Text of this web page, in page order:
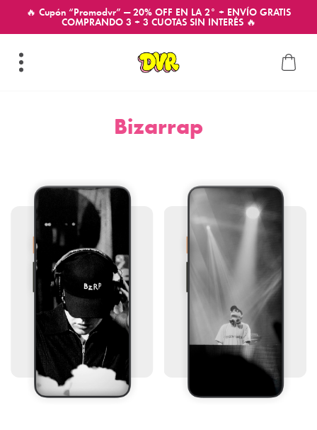
🔥 Cupón “Promodvr” — 20% OFF EN LA 2° + ENVÍO GRATIS
COMPRANDO 3 + 3 CUOTAS SIN INTERÉS 🔥
Bizarrap